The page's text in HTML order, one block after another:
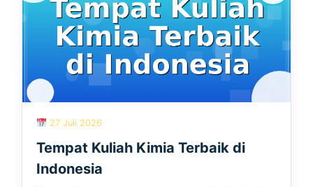
27 Juli 2026
Tempat Kuliah Kimia Terbaik di
Indonesia